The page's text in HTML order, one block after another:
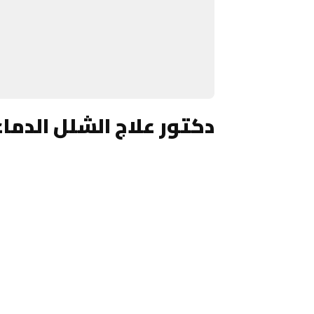
دكتور علاج الشلل